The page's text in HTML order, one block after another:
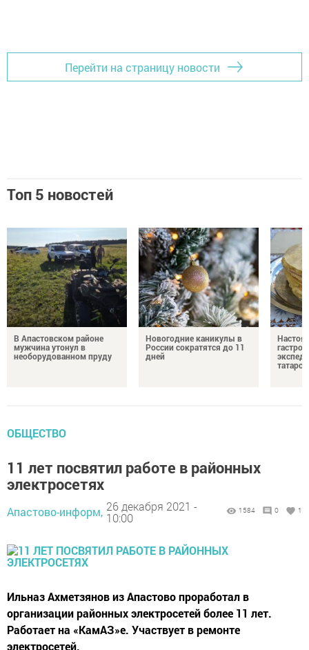
Перейти на страницу новости
Топ 5 новостей
В Апастовском районе
мужчина утонул в
необорудованном пруду
Новогодние каникулы в
России сократятся до 11
дней
ОБЩЕСТВО
11 лет посвятил работе в районных
электросетях
Апастово-информ, 26 декабря 2021 -
10:00
1584 0 1
Ильназ Ахметзянов из Апастово проработал в
организации районных электросетей более 11 лет.
Работает на «КамАЗ»е. Участвует в ремонте
электросетей.